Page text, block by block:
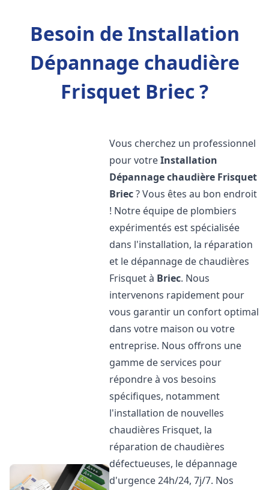
Besoin de Installation
Dépannage chaudière
Frisquet Briec ?
Vous cherchez un professionnel
pour votreInstallation
Dépannage chaudière Frisquet
Briec? Vous êtes au bon endroit
! Notre équipe de plombiers
expérimentés est spécialisée
dans l'installation, la réparation
et le dépannage de chaudières
Frisquet à Briec. Nous
intervenons rapidement pour
vous garantir un confort optimal
dans votre maison ou votre
entreprise. Nous offrons une
gamme de services pour
répondre à vos besoins
spécifiques, notamment
l'installation de nouvelles
chaudières Frisquet, la
réparation de chaudières
défectueuses, le dépannage
d'urgence 24h/24, 7j/7. Nos